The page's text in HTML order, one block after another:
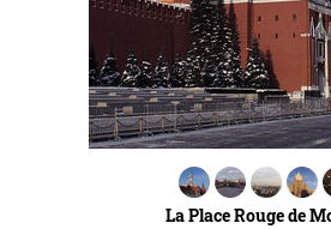
La Place Rouge de